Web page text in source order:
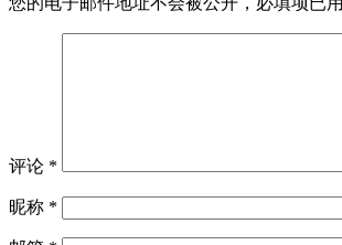
评论 *
昵称 *